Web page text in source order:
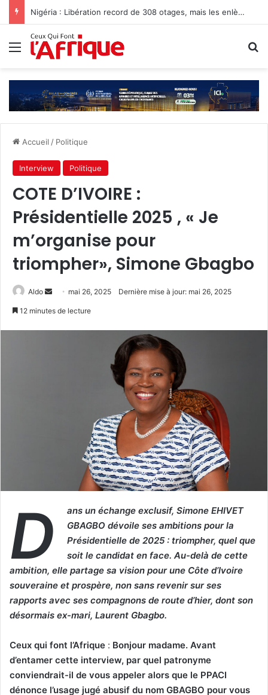
Nigéria : Libération record de 308 otages, mais les enlèvements perdurent
Menu
Accueil / Politique
Interview Politique
COTE D’IVOIRE :
Présidentielle 2025 , « Je
m’organise pour
triompher», Simone Gbagbo
Aldo
Envoyermai 26, 2025 Dernière mise à jour: mai 26, 2025
12 minutes de lecture
D
ans un échange exclusif, Simone EHIVET
GBAGBO dévoile ses ambitions pour la
Présidentielle de 2025 : triompher, quel que
soit le candidat en face. Au-delà de cette
ambition, elle partage sa vision pour une Côte d’Ivoire
souveraine et prospère, non sans revenir sur ses
rapports avec ses compagnons de route d’hier, dont son
désormais ex-mari, Laurent Gbagbo.
Ceux qui font l’Afrique : Bonjour madame. Avant
d’entamer cette interview, par quel patronyme
conviendrait-il de vous appeler alors que le PPACI
dénonce l’usage jugé abusif du nom GBAGBO pour vous